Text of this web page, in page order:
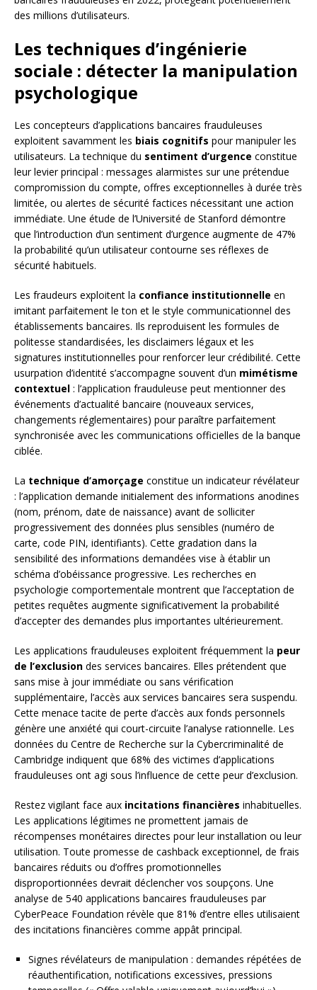
des millions d’utilisateurs.
Les techniques d’ingénierie
sociale : détecter la manipulation
psychologique
Les concepteurs d’applications bancaires frauduleuses
exploitent savamment les biais cognitifs pour manipuler les
utilisateurs. La technique du sentiment d’urgence constitue
leur levier principal : messages alarmistes sur une prétendue
compromission du compte, offres exceptionnelles à durée très
limitée, ou alertes de sécurité factices nécessitant une action
immédiate. Une étude de l’Université de Stanford démontre
que l’introduction d’un sentiment d’urgence augmente de 47%
la probabilité qu’un utilisateur contourne ses réflexes de
sécurité habituels.
Les fraudeurs exploitent la confiance institutionnelle en
imitant parfaitement le ton et le style communicationnel des
établissements bancaires. Ils reproduisent les formules de
politesse standardisées, les disclaimers légaux et les
signatures institutionnelles pour renforcer leur crédibilité. Cette
usurpation d’identité s’accompagne souvent d’un mimétisme
contextuel : l’application frauduleuse peut mentionner des
événements d’actualité bancaire (nouveaux services,
changements réglementaires) pour paraître parfaitement
synchronisée avec les communications officielles de la banque
ciblée.
La technique d’amorçage constitue un indicateur révélateur
: l’application demande initialement des informations anodines
(nom, prénom, date de naissance) avant de solliciter
progressivement des données plus sensibles (numéro de
carte, code PIN, identifiants). Cette gradation dans la
sensibilité des informations demandées vise à établir un
schéma d’obéissance progressive. Les recherches en
psychologie comportementale montrent que l’acceptation de
petites requêtes augmente significativement la probabilité
d’accepter des demandes plus importantes ultérieurement.
Les applications frauduleuses exploitent fréquemment la peur
de l’exclusion des services bancaires. Elles prétendent que
sans mise à jour immédiate ou sans vérification
supplémentaire, l’accès aux services bancaires sera suspendu.
Cette menace tacite de perte d’accès aux fonds personnels
génère une anxiété qui court-circuite l’analyse rationnelle. Les
données du Centre de Recherche sur la Cybercriminalité de
Cambridge indiquent que 68% des victimes d’applications
frauduleuses ont agi sous l’influence de cette peur d’exclusion.
Restez vigilant face aux incitations financières inhabituelles.
Les applications légitimes ne promettent jamais de
récompenses monétaires directes pour leur installation ou leur
utilisation. Toute promesse de cashback exceptionnel, de frais
bancaires réduits ou d’offres promotionnelles
disproportionnées devrait déclencher vos soupçons. Une
analyse de 540 applications bancaires frauduleuses par
CyberPeace Foundation révèle que 81% d’entre elles utilisaient
des incitations financières comme appât principal.
Signes révélateurs de manipulation : demandes répétées de
réauthentification, notifications excessives, pressions